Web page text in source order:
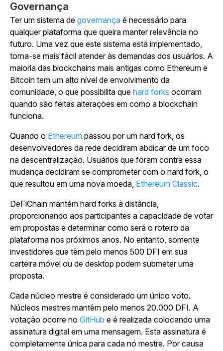
Governança
Ter um sistema de governança é necessário para
qualquer plataforma que queira manter relevância no
futuro. Uma vez que este sistema está implementado,
torna-se mais fácil atender às demandas dos usuários. A
maioria das blockchains mais antigas como Ethereum e
Bitcoin tem um alto nível de envolvimento da
comunidade, o que possibilita que hard forks ocorram
quando são feitas alterações em como a blockchain
funciona.
Quando o Ethereum passou por um hard fork, os
desenvolvedores da rede decidiram abdicar de um foco
na descentralização. Usuários que foram contra essa
mudança decidiram se comprometer com o hard fork, o
que resultou em uma nova moeda, Ethereum Classic.
DeFiChain mantém hard forks à distância,
proporcionando aos participantes a capacidade de votar
em propostas e determinar como será o roteiro da
plataforma nos próximos anos. No entanto, somente
investidores que têm pelo menos 500 DFI em sua
carteira móvel ou de desktop podem submeter uma
proposta.
Cada núcleo mestre é considerado um único voto.
Núcleos mestres mantêm pelo menos 20.000 DFI. A
votação ocorre no GitHub e é realizada colocando uma
assinatura digital em uma mensagem. Esta assinatura é
completamente única para cada nó mestre. Por causa